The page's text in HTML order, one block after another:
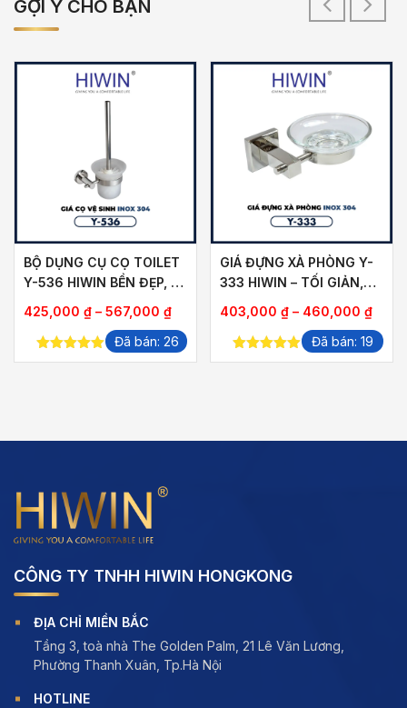
GỢI Ý CHO BẠN
BỘ DỤNG CỤ CỌ TOILET
Y-536 HIWIN BỀN ĐẸP, DỄ
425,000 ₫ – 567,000 ₫Khoảng
giá:
từ
5.00out of
Đã bán: 26
GIÁ ĐỰNG XÀ PHÒNG Y-
333 HIWIN – TỐI GIẢN,
PHÒNG TẮM
403,000 ₫ – 460,000 ₫
giá:
từ
5.00out of
Đã bán: 19
CÔNG TY TNHH HIWIN HONGKONG
ĐỊA CHỈ MIỀN BẮC
Tầng 3, toà nhà The Golden Palm, 21 Lê Văn Lương,
Phường Thanh Xuân, Tp.Hà Nội
HOTLINE